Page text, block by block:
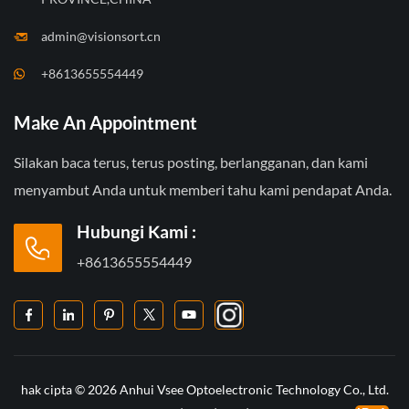
admin@visionsort.cn
+8613655554449
Make An Appointment
Silakan baca terus, terus posting, berlangganan, dan kami
menyambut Anda untuk memberi tahu kami pendapat Anda.
Hubungi Kami :
+8613655554449
hak cipta © 2026 Anhui Vsee Optoelectronic Technology Co., Ltd.